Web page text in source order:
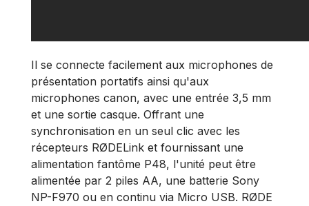
Il se connecte facilement aux microphones de
présentation portatifs ainsi qu'aux
microphones canon, avec une entrée 3,5 mm
et une sortie casque. Offrant une
synchronisation en un seul clic avec les
récepteurs RØDELink et fournissant une
alimentation fantôme P48, l'unité peut être
alimentée par 2 piles AA, une batterie Sony
NP-F970 ou en continu via Micro USB. RØDE